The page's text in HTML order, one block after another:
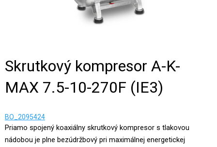
Skrutkový kompresor A-K-
MAX 7.5-10-270F (IE3)
BO_2095424
Priamo spojený koaxiálny skrutkový kompresor s tlakovou
nádobou je plne bezúdržbový pri maximálnej energetickej